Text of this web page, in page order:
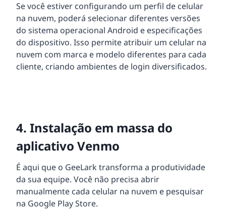
Se você estiver configurando um perfil de celular
na nuvem, poderá selecionar diferentes versões
do sistema operacional Android e especificações
do dispositivo. Isso permite atribuir um celular na
nuvem com marca e modelo diferentes para cada
cliente, criando ambientes de login diversificados.
4. Instalação em massa do
aplicativo Venmo
É aqui que o GeeLark transforma a produtividade
da sua equipe. Você não precisa abrir
manualmente cada celular na nuvem e pesquisar
na Google Play Store.